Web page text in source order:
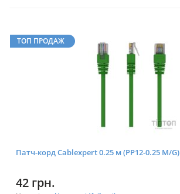
ТОП ПРОДАЖ
Патч-корд Cablexpert 0.25 м (PP12-0.25 M/G)
42 грн.